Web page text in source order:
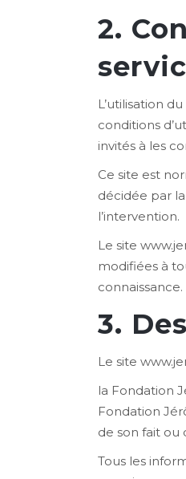
2.
L’utilisation
conditions
invités à les
Ce site est
décidée par
l’intervention.
Le site
modifiées à
connaissance.
3.
Le site
la Fondation
Fondation
de son fait ou
Tous les